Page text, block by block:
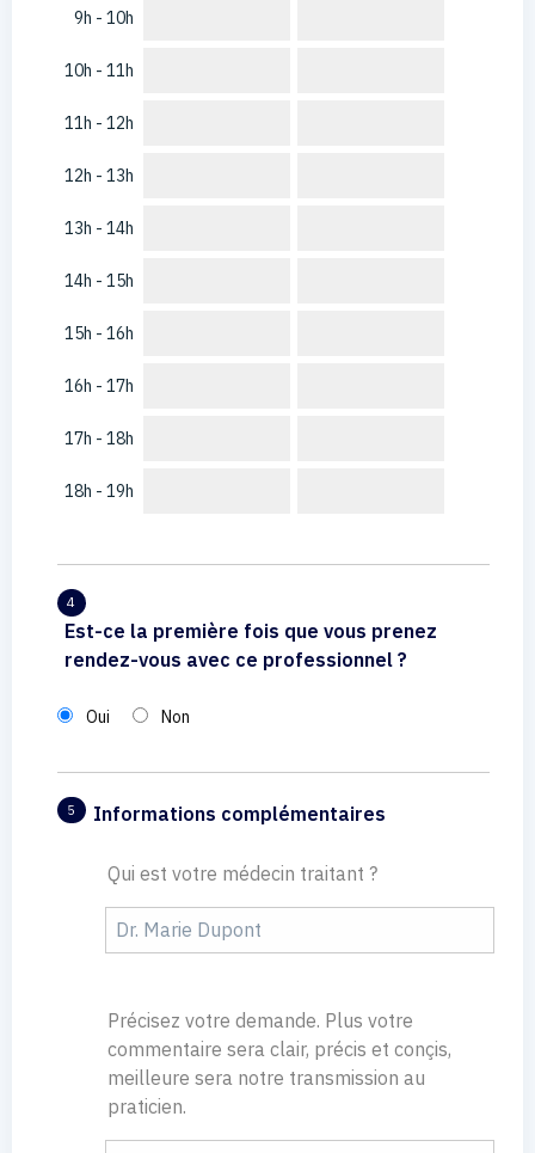
9h - 10h
10h - 11h
11h - 12h
12h - 13h
13h - 14h
14h - 15h
15h - 16h
16h - 17h
17h - 18h
18h - 19h
4
Est-ce la première fois que vous prenez
rendez-vous avec ce professionnel ?
Oui Non
5 Informations complémentaires
Qui est votre médecin traitant ?
Précisez votre demande. Plus votre
commentaire sera clair, précis et conçis,
meilleure sera notre transmission au
praticien.